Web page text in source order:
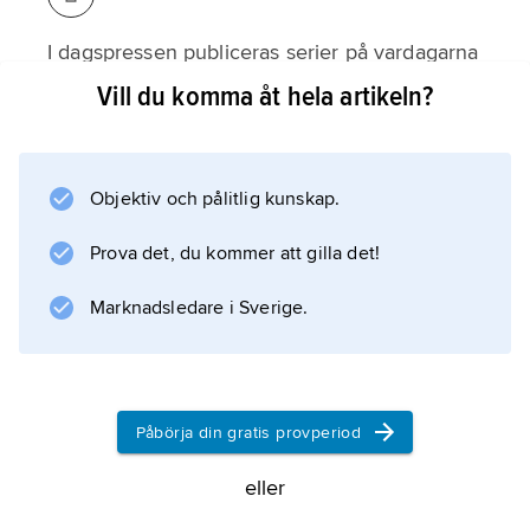
I dagspressen publiceras serier på vardagarna
i avsnitt om en stripp, på lördagar eller
.
Serietidningen
De svenska serietidningarna har ofta bestått
Information om artikeln
Vill du komma åt hela artikeln?
Objektiv och pålitlig kunskap.
Prova det, du kommer att gilla det!
Marknadsledare i Sverige.
Påbörja din gratis provperiod
eller